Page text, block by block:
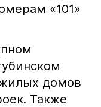
«101»
жилых домов
Также